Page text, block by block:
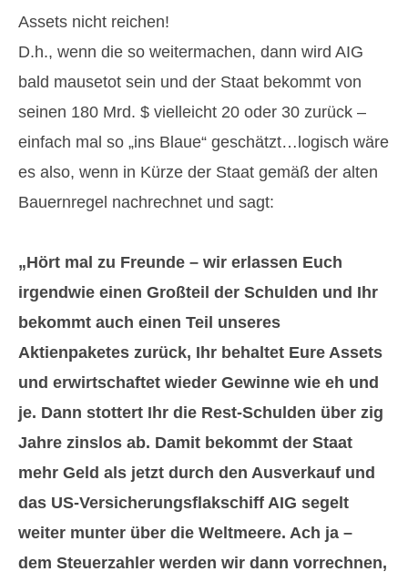
Assets nicht reichen!
D.h., wenn die so weitermachen, dann wird AIG
bald mausetot sein und der Staat bekommt von
seinen 180 Mrd. $ vielleicht 20 oder 30 zurück –
einfach mal so „ins Blaue“ geschätzt…logisch wäre
es also, wenn in Kürze der Staat gemäß der alten
Bauernregel nachrechnet und sagt:
„Hört mal zu Freunde – wir erlassen Euch
irgendwie einen Großteil der Schulden und Ihr
bekommt auch einen Teil unseres
Aktienpaketes zurück, Ihr behaltet Eure Assets
und erwirtschaftet wieder Gewinne wie eh und
je. Dann stottert Ihr die Rest-Schulden über zig
Jahre zinslos ab. Damit bekommt der Staat
mehr Geld als jetzt durch den Ausverkauf und
das US-Versicherungsflakschiff AIG segelt
weiter munter über die Weltmeere. Ach ja –
dem Steuerzahler werden wir dann vorrechnen,